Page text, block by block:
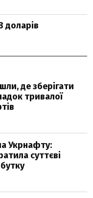
доларів
де зберігати
тривалої
Укрнафту:
суттєві